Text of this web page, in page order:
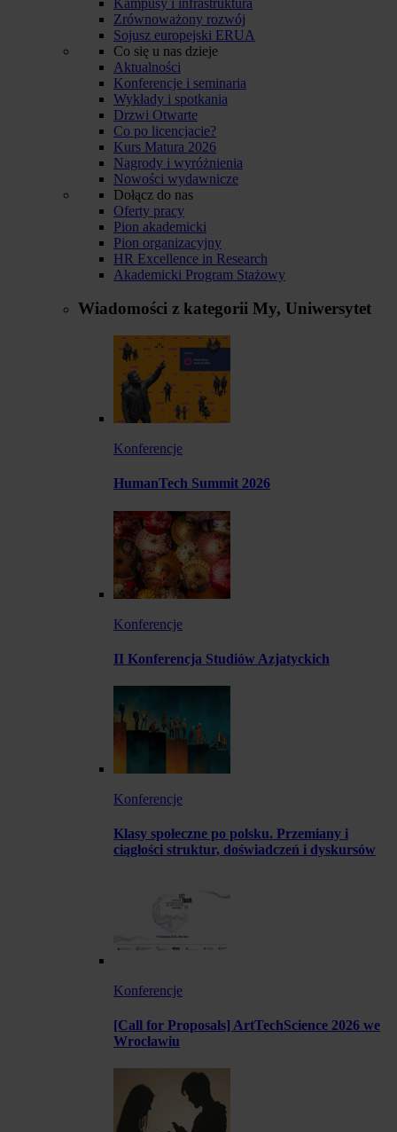
Zrównoważony rozwój
Sojusz europejski ERUA
Co się u nas dzieje
Aktualności
Konferencje i seminaria
Wykłady i spotkania
Drzwi Otwarte
Co po licencjacie?
Kurs Matura 2026
Nagrody i wyróżnienia
Nowości wydawnicze
Dołącz do nas
Oferty pracy
Pion akademicki
Pion organizacyjny
HR Excellence in Research
Akademicki Program Stażowy
Wiadomości z kategorii My, Uniwersytet
Konferencje
HumanTech Summit 2026
Konferencje
II Konferencja Studiów Azjatyckich
Konferencje
Klasy społeczne po polsku. Przemiany i
ciągłości struktur, doświadczeń i dyskursów
Konferencje
[Call for Proposals] ArtTechScience 2026 we
Wrocławiu